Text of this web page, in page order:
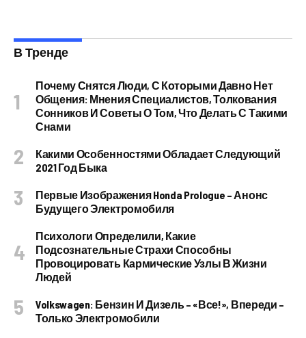
В Тренде
Почему Снятся Люди, С Которыми Давно Нет
Общения: Мнения Специалистов, Толкования
Сонников И Советы О Том, Что Делать С Такими
Снами
Какими Особенностями Обладает Следующий
2021 Год Быка
Первые Изображения Honda Prologue – Анонс
Будущего Электромобиля
Психологи Определили, Какие
Подсознательные Страхи Способны
Провоцировать Кармические Узлы В Жизни
Людей
Volkswagen: Бензин И Дизель – «все!», Впереди –
Только Электромобили